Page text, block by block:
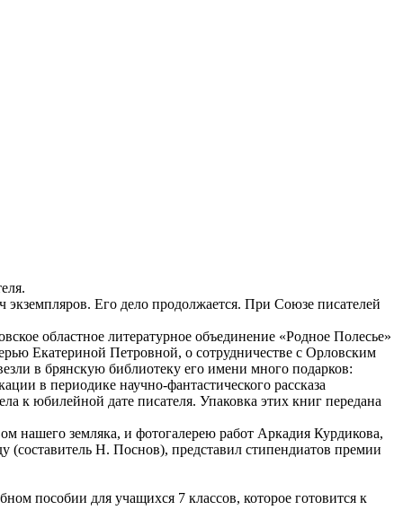
Его дело продолжается. При Союзе писателей
областное литературное объединение «Родное Полесье»
Екатериной Петровной, о сотрудничестве с Орловским
в брянскую библиотеку его имени много подарков:
в периодике научно-фантастического рассказа
к юбилейной дате писателя. Упаковка этих книг передана
нашего земляка, и фотогалерею работ Аркадия Курдикова,
Н. Поснов), представил стипендиатов премии
пособии для учащихся 7 классов, которое готовится к